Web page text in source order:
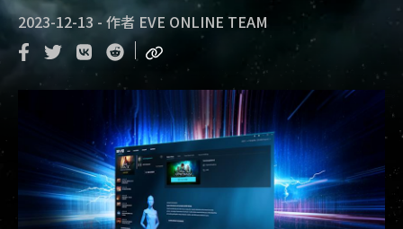
2023-12-13 - 作者 EVE ONLINE TEAM